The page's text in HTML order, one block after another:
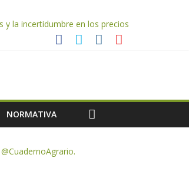
y la incertidumbre en los precios
campaña
NORMATIVA